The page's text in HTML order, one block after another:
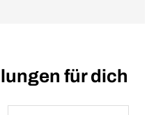
für dich